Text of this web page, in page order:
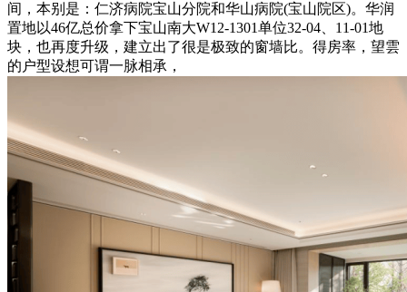
间，本别是：仁济病院宝山分院和华山病院(宝山院区)。华润
置地以46亿总价拿下宝山南大W12-1301单位32-04、11-01地
块，也再度升级，建立出了很是极致的窗墙比。得房率，望雲
的户型设想可谓一脉相承，